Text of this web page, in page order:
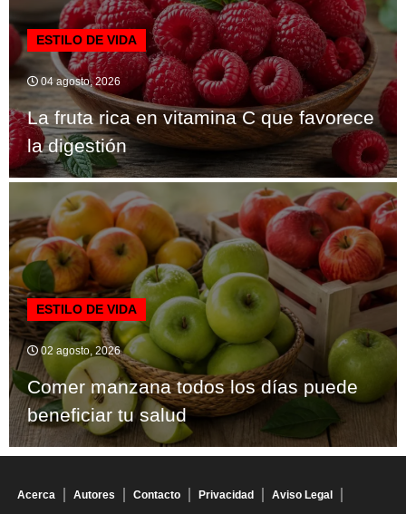
ESTILO DE VIDA
04 agosto, 2026
La fruta rica en vitamina C que favorece
la digestión
ESTILO DE VIDA
02 agosto, 2026
Comer manzana todos los días puede
beneficiar tu salud
Acerca Autores Contacto Privacidad Aviso Legal